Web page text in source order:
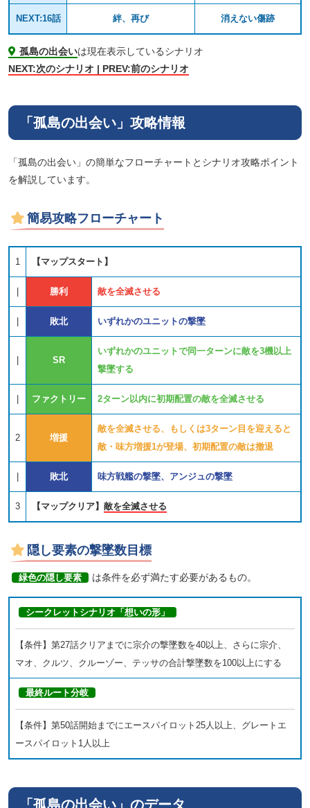
NEXT:16話 絆、再び 消えない傷跡
孤島の出会いは現在表示しているシナリオ
NEXT:次のシナリオ | PREV:前のシナリオ
「孤島の出会い」攻略情報
「孤島の出会い」の簡単なフローチャートとシナリオ攻略ポイント
を解説しています。
簡易攻略フローチャート
1 【マップスタート】
| 勝利 敵を全滅させる
| 敗北 いずれかのユニットの撃墜
| SR
いずれかのユニットで同一ターンに敵を3機以上
撃墜する
| ファクトリー 2ターン以内に初期配置の敵を全滅させる
2 増援
敵を全滅させる、もしくは3ターン目を迎えると
敵・味方増援1が登場、初期配置の敵は撤退
| 敗北 味方戦艦の撃墜、アンジュの撃墜
3 【マップクリア】 敵を全滅させる
隠し要素の撃墜数目標
緑色の隠し要素 は条件を必ず満たす必要があるもの。
シークレットシナリオ「想いの形」
【条件】第27話クリアまでに宗介の撃墜数を40以上、さらに宗介、
マオ、クルツ、クルーゾー、テッサの合計撃墜数を100以上にする
最終ルート分岐
【条件】第50話開始までにエースパイロット25人以上、グレートエ
ースパイロット1人以上
「孤島の出会い」のデータ